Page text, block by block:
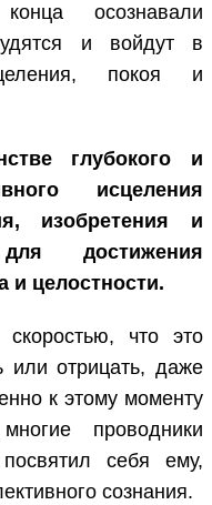
осознавали
и войдут в
покоя и
глубокого и
исцеления
изобретения и
достижения
и целостности.
что это
или отрицать, даже
к этому моменту
проводники
себя ему,
сознания.